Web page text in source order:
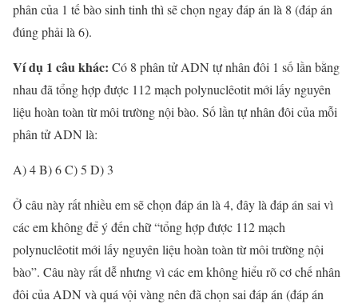
phân của 1 tế bào sinh tinh thì sẽ chọn ngay đáp án là 8 (đáp án
đúng phải là 6).
Ví dụ 1 câu khác: Có 8 phân tử ADN tự nhân đôi 1 số lần bằng
nhau đã tổng hợp được 112 mạch polynuclêotit mới lấy nguyên
liệu hoàn toàn từ môi trường nội bào. Số lần tự nhân đôi của mỗi
phân tử ADN là:
A) 4 B) 6 C) 5 D) 3
Ở câu này rất nhiều em sẽ chọn đáp án là 4, đây là đáp án sai vì
các em không để ý đến chữ “tổng hợp được 112 mạch
polynuclêotit mới lấy nguyên liệu hoàn toàn từ môi trường nội
bào”. Câu này rất dễ nhưng vì các em không hiểu rõ cơ chế nhân
đôi của ADN và quá vội vàng nên đã chọn sai đáp án (đáp án